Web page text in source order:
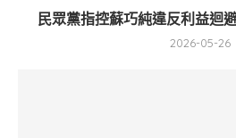
民眾黨指控蘇巧純違反利益迴
2026-05-26